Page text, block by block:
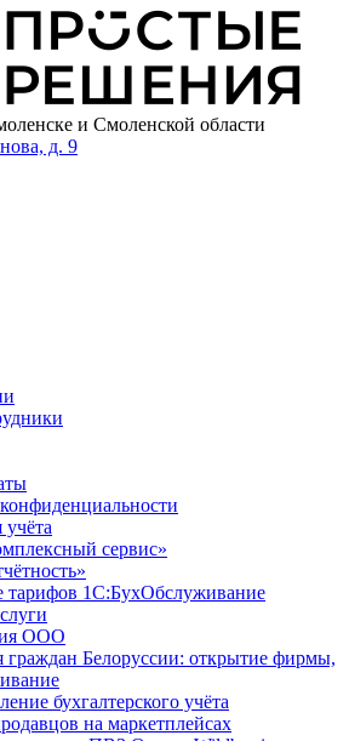
и Смоленской области
д. 9
сервис»
тарифов 1С:БухОбслуживание
ООО
граждан Белоруссии: открытие фирмы,
бухгалтерского учёта
на маркетплейсах